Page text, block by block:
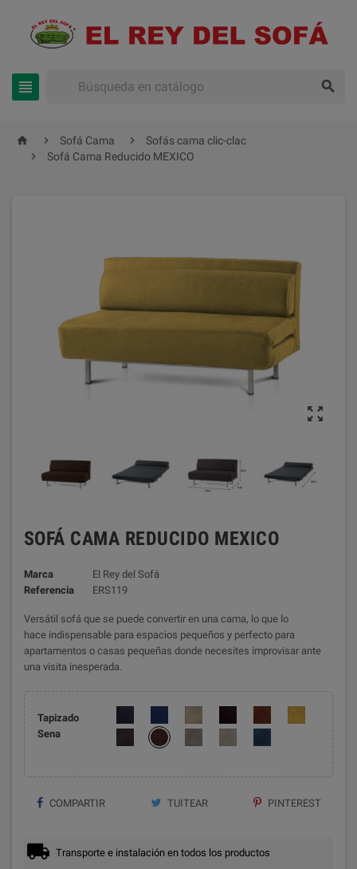
 
  Sofá Cama 
Sofás cama clic-clac

Sofá Cama Reducido MEXICO

SOFÁ CAMA REDUCIDO MEXICO
Marca
El Rey del Sofá
Referencia
ERS119
Versátil sofá que se puede convertir en una cama, lo que lo
hace indispensable para espacios pequeños y perfecto para
apartamentos o casas pequeñas donde necesites improvisar ante
una visita inesperada.
Tapizado
Sena
COMPARTIR TUITEAR PINTEREST
Transporte e instalación en todos los productos